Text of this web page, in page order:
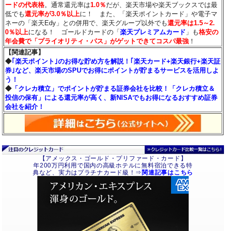
ードの代表格。通常還元率は1.0％だが、楽天市場や楽天ブックスでは最
低でも還元率が3.0％ 以上に！ また、「楽天ポイントカード」や電子マ
ネーの「楽天Edy」との併用で、楽天グループ以外でも還元率は1.5～2.
0％以上になる！ ゴールドカードの「楽天プレミアムカード 」も格安の
年会費で「プライオリティ・パス」がゲットできてコスパ最強 ！
【関連記事】
◆ ｢楽天ポイント｣のお得な貯め方を解説！｢楽天カード+楽天銀行+楽天証
券｣など、楽天市場のSPUでお得にポイントが貯まるサービスを活用しよ
う！
◆ 「クレカ積立」でポイントが貯まる証券会社を比較！「クレカ積立＆
投信の保有」による還元率が高く、新NISAでもお得になるおすすめ証券
会社を紹介！
【アメックス・ゴールド・プリファード・カード】
年200万円利用で国内の高級ホテルに無料宿泊できる特
典など、実力はプラチナカード級！⇒ 関連記事はこちら